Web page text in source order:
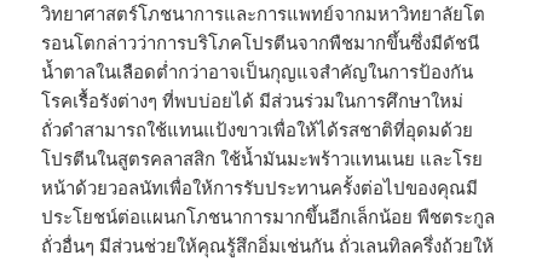
วิทยาศาสตร์โภชนาการและการแพทย์จากมหาวิทยาลัยโต
รอนโตกล่าวว่าการบริโภคโปรตีนจากพืชมากขึ้นซึ่งมีดัชนี
น้ำตาลในเลือดต่ำกว่าอาจเป็นกุญแจสำคัญในการป้องกัน
โรคเรื้อรังต่างๆ ที่พบบ่อยได้ มีส่วนร่วมในการศึกษาใหม่
ถั่วดำสามารถใช้แทนแป้งขาวเพื่อให้ได้รสชาติที่อุดมด้วย
โปรตีนในสูตรคลาสสิก ใช้น้ำมันมะพร้าวแทนเนย และโรย
หน้าด้วยวอลนัทเพื่อให้การรับประทานครั้งต่อไปของคุณมี
ประโยชน์ต่อแผนกโภชนาการมากขึ้นอีกเล็กน้อย พืชตระกูล
ถั่วอื่นๆ มีส่วนช่วยให้คุณรู้สึกอิ่มเช่นกัน ถั่วเลนทิลครึ่งถ้วยให้